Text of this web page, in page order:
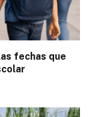
fechas que